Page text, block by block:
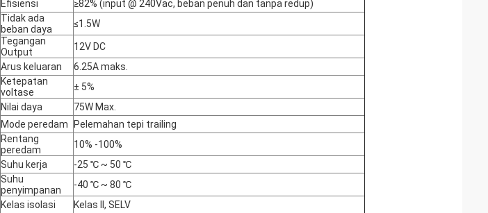
Efisiensi
≥82% (input @ 240Vac, beban penuh dan tanpa redup)
Tidak ada
beban daya
≤1.5W
Tegangan
Output
12V DC
Arus keluaran
6.25A maks.
Ketepatan
voltase
± 5%
Nilai daya
75W Max.
Mode peredam
Pelemahan tepi trailing
Rentang
peredam
10% -100%
Suhu kerja
-25 ℃ ~ 50 ℃
Suhu
penyimpanan
-40 ℃ ~ 80 ℃
Kelas isolasi
Kelas II, SELV